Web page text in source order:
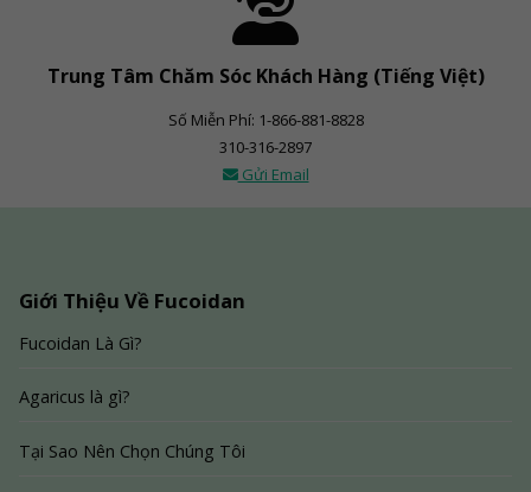
Trung Tâm Chăm Sóc Khách Hàng (Tiếng Việt)
Số Miễn Phí: 1-866-881-8828
310-316-2897
Gửi Email
Giới Thiệu Về Fucoidan
Fucoidan Là Gì?
Agaricus là gì?
Tại Sao Nên Chọn Chúng Tôi